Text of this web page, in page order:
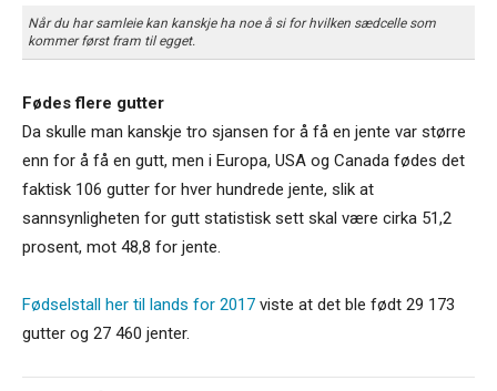
Når du har samleie kan kanskje ha noe å si for hvilken sædcelle som
kommer først fram til egget.
Fødes flere gutter
Da skulle man kanskje tro sjansen for å få en jente var større
enn for å få en gutt, men i Europa, USA og Canada fødes det
faktisk 106 gutter for hver hundrede jente, slik at
sannsynligheten for gutt statistisk sett skal være cirka 51,2
prosent, mot 48,8 for jente.
Fødselstall her til lands for 2017 viste at det ble født 29 173
gutter og 27 460 jenter.